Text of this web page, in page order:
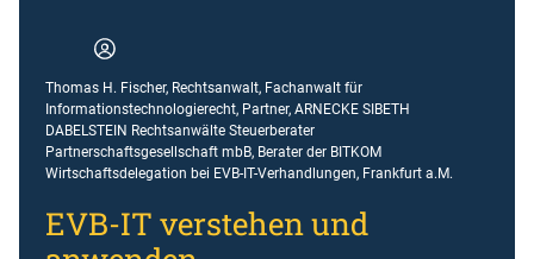
Thomas H. Fischer, Rechtsanwalt, Fachanwalt für
Informationstechnologierecht, Partner, ARNECKE SIBETH
DABELSTEIN Rechtsanwälte Steuerberater
Partnerschaftsgesellschaft mbB, Berater der BITKOM
Wirtschaftsdelegation bei EVB-IT-Verhandlungen, Frankfurt a.M.
EVB-IT verstehen und